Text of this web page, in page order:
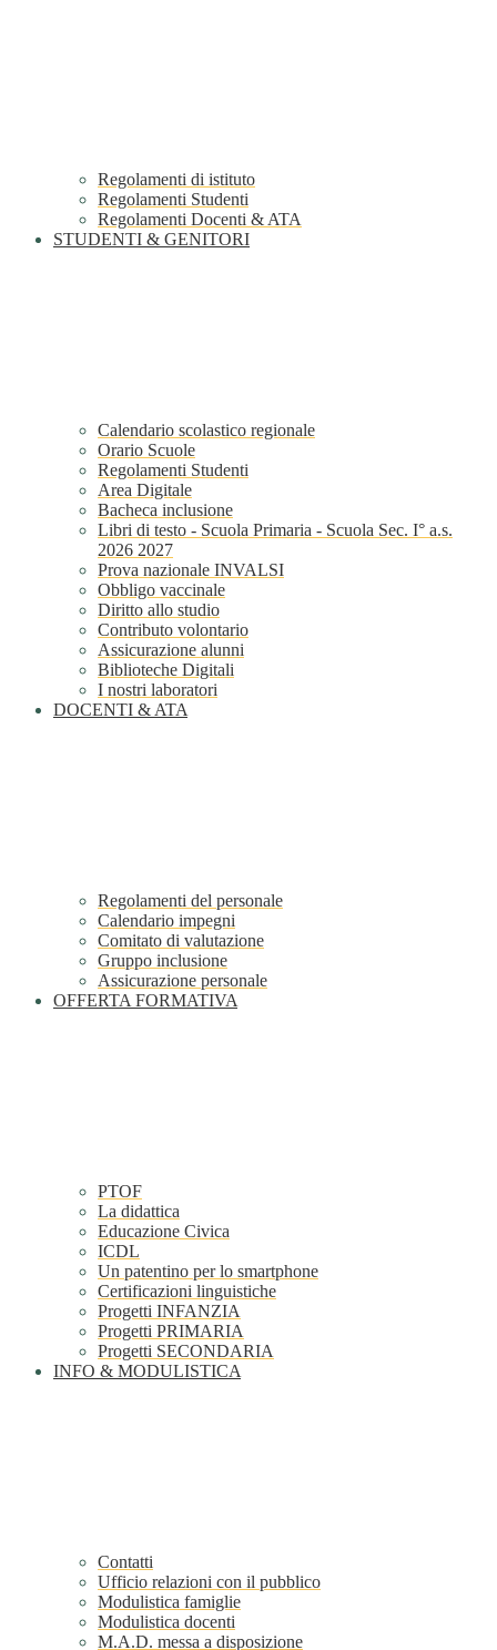
Regolamenti di istituto
Regolamenti Studenti
Regolamenti Docenti & ATA
STUDENTI & GENITORI
Calendario scolastico regionale
Orario Scuole
Regolamenti Studenti
Area Digitale
Bacheca inclusione
Libri di testo - Scuola Primaria - Scuola Sec. I° a.s.
2026 2027
Prova nazionale INVALSI
Obbligo vaccinale
Diritto allo studio
Contributo volontario
Assicurazione alunni
Biblioteche Digitali
I nostri laboratori
DOCENTI & ATA
Regolamenti del personale
Calendario impegni
Comitato di valutazione
Gruppo inclusione
Assicurazione personale
OFFERTA FORMATIVA
PTOF
La didattica
Educazione Civica
ICDL
Un patentino per lo smartphone
Certificazioni linguistiche
Progetti INFANZIA
Progetti PRIMARIA
Progetti SECONDARIA
INFO & MODULISTICA
Contatti
Ufficio relazioni con il pubblico
Modulistica famiglie
Modulistica docenti
M.A.D. messa a disposizione